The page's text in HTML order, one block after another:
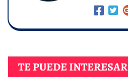
TE PUEDE INTERESAR